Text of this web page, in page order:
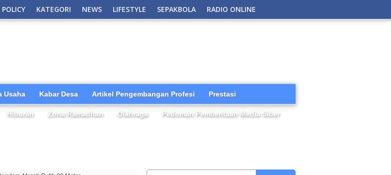
POLICY KATEGORI NEWS LIFESTYLE SEPAKBOLA RADIO ONLINE
Usaha Kabar Desa Artikel Pengembangan Profesi Prestasi
Hiburan Zona Ramadhan Olahraga Pedoman Pemberitaan Media Siber